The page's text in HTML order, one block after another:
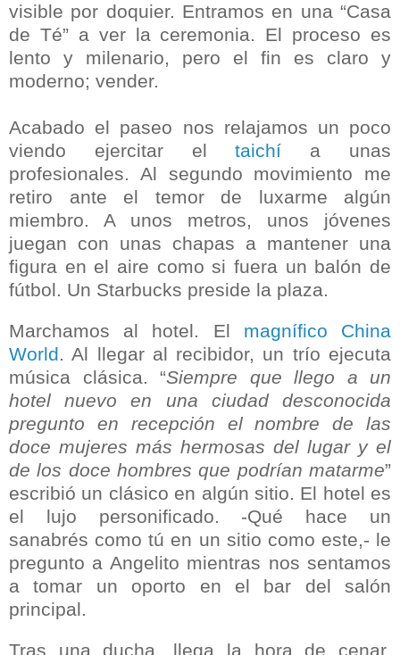
visible por doquier. Entramos en una “Casa
de Té” a ver la ceremonia. El proceso es
lento y milenario, pero el fin es claro y
moderno; vender.
Acabado el paseo nos relajamos un poco
viendo ejercitar eltaichí a unas
profesionales. Al segundo movimiento me
retiro ante el temor de luxarme algún
miembro. A unos metros, unos jóvenes
juegan con unas chapas a mantener una
figura en el aire como si fuera un balón de
fútbol. Un Starbucks preside la plaza.
Marchamos al hotel. El magnífico China
World. Al llegar al recibidor, un trío ejecuta
música clásica. “Siempre que llego a un
hotel nuevo en una ciudad desconocida
pregunto en recepción el nombre de las
doce mujeres más hermosas del lugar y el
de los doce hombres que podrían matarme”
escribió un clásico en algún sitio. El hotel es
el lujo personificado. -Qué hace un
sanabrés como tú en un sitio como este,- le
pregunto a Angelito mientras nos sentamos
a tomar un oporto en el bar del salón
principal.
Tras una ducha, llega la hora de cenar.